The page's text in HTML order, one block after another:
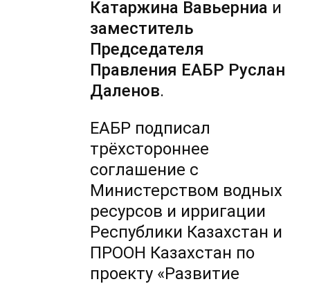
Катаржина Вавьерниа и
заместитель
Председателя
Правления ЕАБР Руслан
Даленов.
ЕАБР подписал
трёхстороннее
соглашение с
Министерством водных
ресурсов и ирригации
Республики Казахстан и
ПРООН Казахстан по
проекту «Развитие